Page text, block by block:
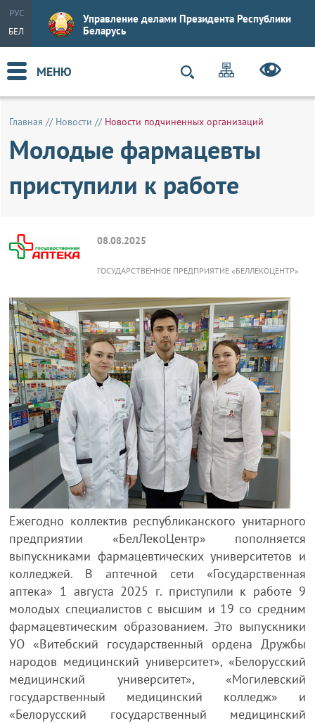
РУС
БЕЛ
Управление делами Президента Республики
Беларусь
МЕНЮ
Главная // Новости // Новости подчиненных организаций
Молодые фармацевты
приступили к работе
08.08.2025
ГОСУДАРСТВЕННОЕ ПРЕДПРИЯТИЕ «БЕЛЛЕКОЦЕНТР»
Ежегодно коллектив республиканского унитарного
предприятии «БелЛекоЦентр» пополняется
выпускниками фармацевтических университетов и
колледжей. В аптечной сети «Государственная
аптека» 1 августа 2025 г. приступили к работе 9
молодых специалистов с высшим и 19 со средним
фармацевтическим образованием. Это выпускники
УО «Витебский государственный ордена Дружбы
народов медицинский университет», «Белорусский
медицинский университет», «Могилевский
государственный медицинский колледж» и
«Белорусский государственный медицинский